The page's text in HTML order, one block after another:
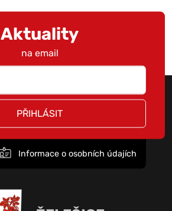
Aktuality
na email
PŘIHLÁSIT
Informace o osobních údajích